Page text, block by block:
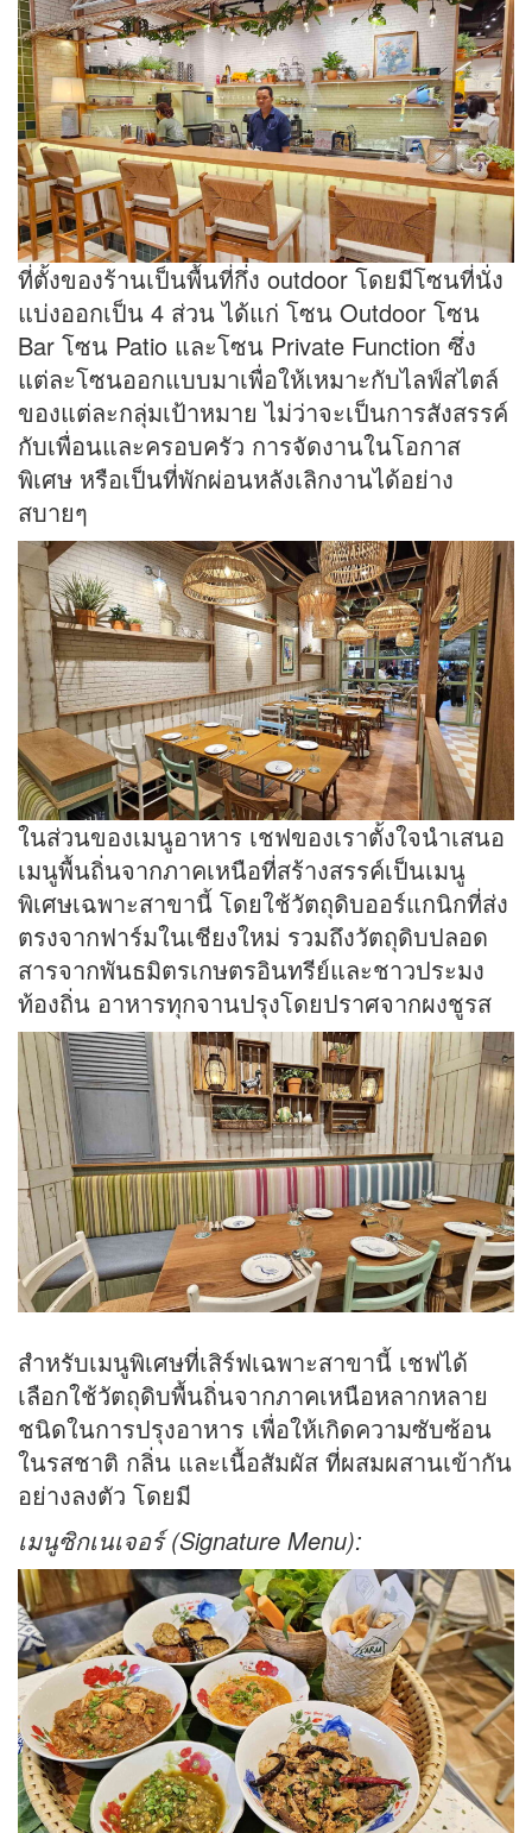
ที่ตั้งของร้านเป็นพื้นที่กึ่ง outdoor โดยมีโซนที่นั่ง
แบ่งออกเป็น 4 ส่วน ได้แก่ โซน Outdoor โซน
Bar โซน Patio และโซน Private Function ซึ่ง
แต่ละโซนออกแบบมาเพื่อให้เหมาะกับไลฟ์สไตล์
ของแต่ละกลุ่มเป้าหมาย ไม่ว่าจะเป็นการสังสรรค์
กับเพื่อนและครอบครัว การจัดงานในโอกาส
พิเศษ หรือเป็นที่พักผ่อนหลังเลิกงานได้อย่าง
สบายๆ
ในส่วนของเมนูอาหาร เชฟของเราตั้งใจนำเสนอ
เมนูพื้นถิ่นจากภาคเหนือที่สร้างสรรค์เป็นเมนู
พิเศษเฉพาะสาขานี้ โดยใช้วัตถุดิบออร์แกนิกที่ส่ง
ตรงจากฟาร์มในเชียงใหม่ รวมถึงวัตถุดิบปลอด
สารจากพันธมิตรเกษตรอินทรีย์และชาวประมง
ท้องถิ่น อาหารทุกจานปรุงโดยปราศจากผงชูรส
สำหรับเมนูพิเศษที่เสิร์ฟเฉพาะสาขานี้ เชฟได้
เลือกใช้วัตถุดิบพื้นถิ่นจากภาคเหนือหลากหลาย
ชนิดในการปรุงอาหาร เพื่อให้เกิดความซับซ้อน
ในรสชาติ กลิ่น และเนื้อสัมผัส ที่ผสมผสานเข้ากัน
อย่างลงตัว โดยมี
เมนูซิกเนเจอร์ (Signature Menu):